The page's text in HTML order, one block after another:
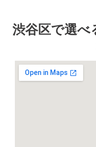
渋谷区で選べ